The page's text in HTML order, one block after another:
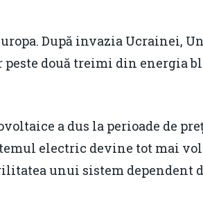
După invazia Ucrainei,
peste două treimi din energia
a dus la perioade de
electric devine tot mai
unui sistem dependent